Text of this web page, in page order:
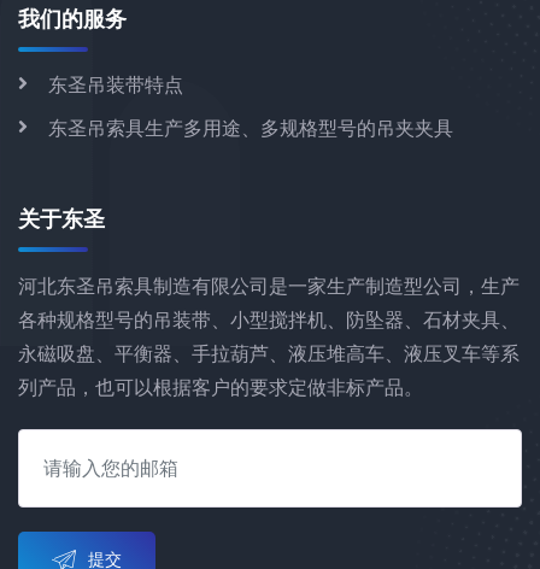
我们的服务
东圣吊装带特点
东圣吊索具生产多用途、多规格型号的吊夹夹具
关于东圣
河北东圣吊索具制造有限公司是一家生产制造型公司，生产
各种规格型号的吊装带、小型搅拌机、防坠器、石材夹具、
永磁吸盘、平衡器、手拉葫芦、液压堆高车、液压叉车等系
列产品，也可以根据客户的要求定做非标产品。
提交